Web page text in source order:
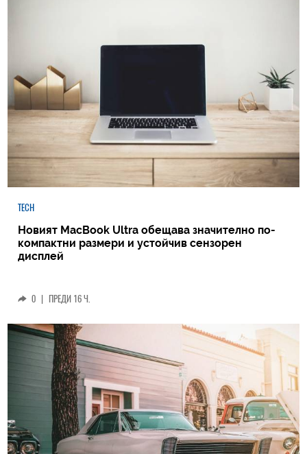
TECH
Новият MacBook Ultra обещава значително по-
компактни размери и устойчив сензорен
дисплей
0 | ПРЕДИ 16 Ч.